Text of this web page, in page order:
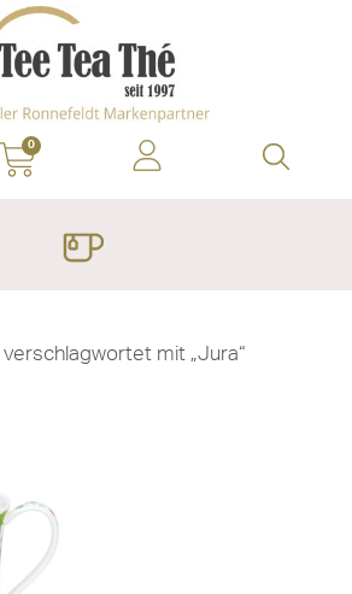
0
mit „Jura“